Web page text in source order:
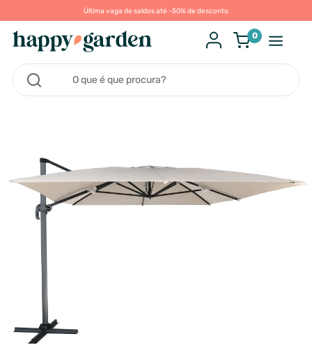
Última vaga de saldos até -50% de desconto
0